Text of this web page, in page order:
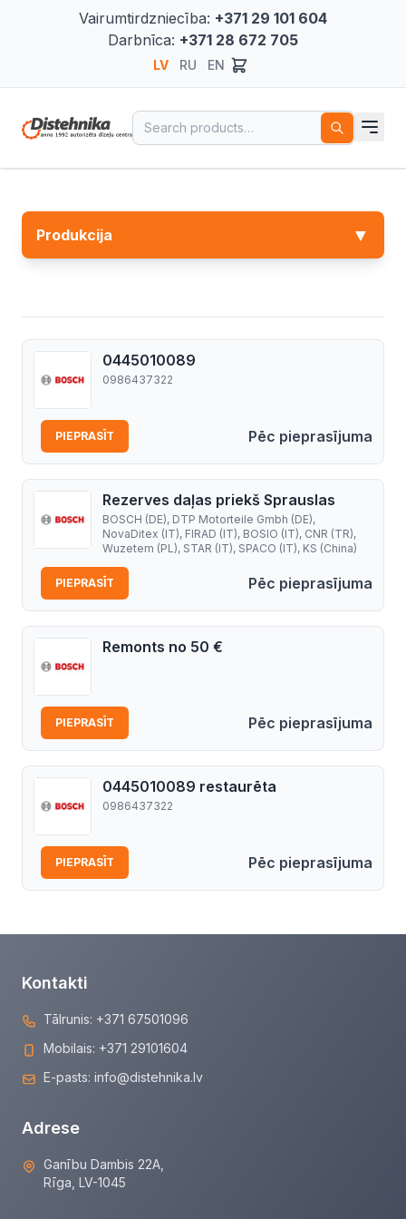
Vairumtirdzniecība: +371 29 101 604
Darbnīca: +371 28 672 705
LV RU EN
Search for:
Produkcija ▼
0445010089
0986437322
Pēc pieprasījuma
PIEPRASĪT
Rezerves daļas priekš Sprauslas
BOSCH (DE), DTP Motorteile Gmbh (DE),
NovaDitex (IT), FIRAD (IT), BOSIO (IT), CNR (TR),
Wuzetem (PL), STAR (IT), SPACO (IT), KS (China)
Pēc pieprasījuma
PIEPRASĪT
Remonts no 50 €
Pēc pieprasījuma
PIEPRASĪT
0445010089 restaurēta
0986437322
Pēc pieprasījuma
PIEPRASĪT
Kontakti
Tālrunis: +371 67501096
Mobilais: +371 29101604
E-pasts: info@distehnika.lv
Adrese
Ganību Dambis 22A,
Rīga, LV-1045